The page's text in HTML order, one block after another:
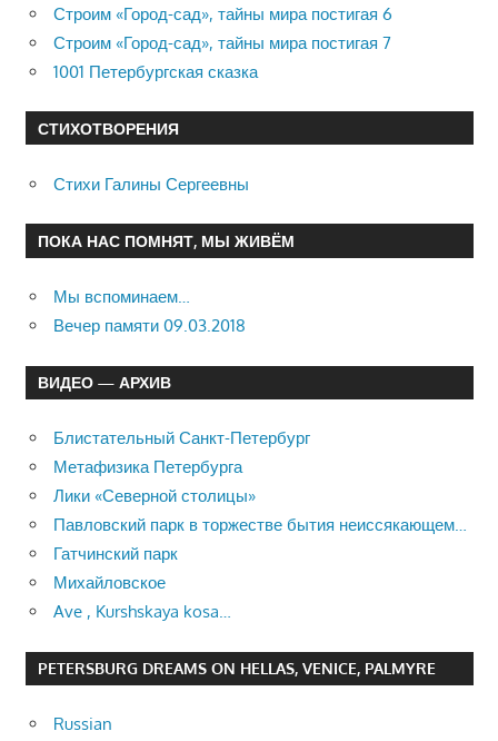
Строим «Город-сад», тайны мира постигая 6
Строим «Город-сад», тайны мира постигая 7
1001 Петербургская сказка
СТИХОТВОРЕНИЯ
Стихи Галины Сергеевны
ПОКА НАС ПОМНЯТ, МЫ ЖИВЁМ
Мы вспоминаем…
Вечер памяти 09.03.2018
ВИДЕО — АРХИВ
Блистательный Санкт-Петербург
Метафизика Петербурга
Лики «Северной столицы»
Павловский парк в торжестве бытия неиссякающем…
Гатчинский парк
Михайловское
Ave , Kurshskaya kosa…
PETERSBURG DREAMS ON HELLAS, VENICE, PALMYRE
Russian